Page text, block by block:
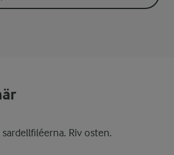
sardellfiléerna. Riv osten.